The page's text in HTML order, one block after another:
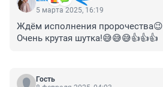
5 марта 2025, 16:19
Ждём исполнения пророчества😉
Очень крутая шутка!😅😅😅👍👍👍
Гость